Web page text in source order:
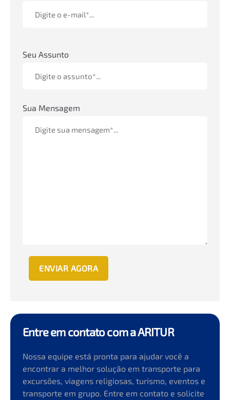
Seu Assunto
Sua Mensagem
Entre em contato com a ARITUR
Nossa equipe está pronta para ajudar você a
encontrar a melhor solução em transporte para
excursões, viagens religiosas, turismo, eventos e
transporte em grupo. Entre em contato e solicite